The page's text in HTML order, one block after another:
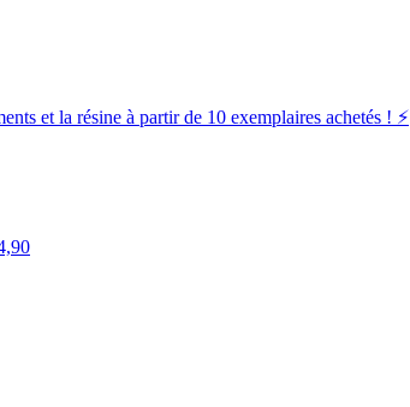
et la résine à partir de 10 exemplaires achetés ! ⚡️